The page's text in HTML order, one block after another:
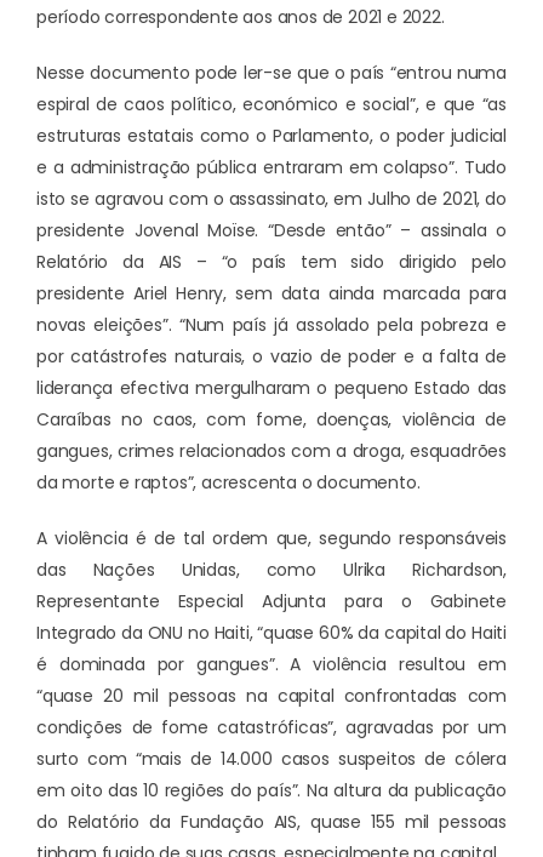
período correspondente aos anos de 2021 e 2022.
Nesse documento pode ler-se que o país “entrou numa
espiral de caos político, económico e social”, e que “as
estruturas estatais como o Parlamento, o poder judicial
e a administração pública entraram em colapso”. Tudo
isto se agravou com o assassinato, em Julho de 2021, do
presidente Jovenal Moïse. “Desde então” – assinala o
Relatório da AIS – “o país tem sido dirigido pelo
presidente Ariel Henry, sem data ainda marcada para
novas eleições”. “Num país já assolado pela pobreza e
por catástrofes naturais, o vazio de poder e a falta de
liderança efectiva mergulharam o pequeno Estado das
Caraíbas no caos, com fome, doenças, violência de
gangues, crimes relacionados com a droga, esquadrões
da morte e raptos”, acrescenta o documento.
A violência é de tal ordem que, segundo responsáveis
das Nações Unidas, como Ulrika Richardson,
Representante Especial Adjunta para o Gabinete
Integrado da ONU no Haiti, “quase 60% da capital do Haiti
é dominada por gangues”. A violência resultou em
“quase 20 mil pessoas na capital confrontadas com
condições de fome catastróficas”, agravadas por um
surto com “mais de 14.000 casos suspeitos de cólera
em oito das 10 regiões do país”. Na altura da publicação
do Relatório da Fundação AIS, quase 155 mil pessoas